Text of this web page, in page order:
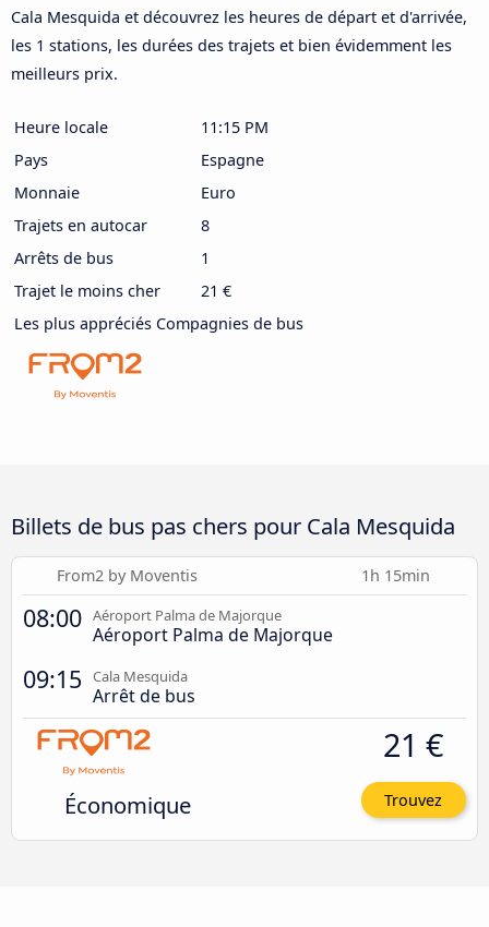
Cala Mesquida et découvrez les heures de départ et d'arrivée,
les 1 stations, les durées des trajets et bien évidemment les
meilleurs prix.
Heure locale
11:15 PM
Pays
Espagne
Monnaie
Euro
Trajets en autocar
8
Arrêts de bus
1
Trajet le moins cher
21 €
Les plus appréciés Compagnies de bus
Billets de bus pas chers pour Cala Mesquida
From2 by Moventis 1h 15min
08:00 Aéroport Palma de Majorque
Aéroport Palma de Majorque
09:15 Cala Mesquida
Arrêt de bus
Économique
21 €
Trouvez